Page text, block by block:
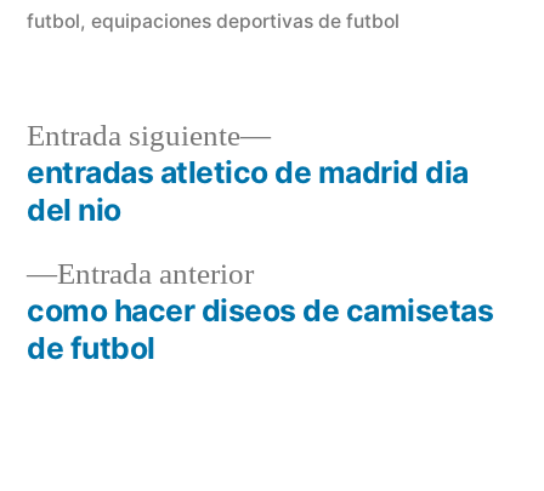
futbol, equipaciones deportivas de futbol
Navegación
entradas
Entrada anteriorEntrada
anterior:
como hacer diseos de camisetas
de futbol
Entrada siguiente
Entrada
siguiente:
entradas atletico de madrid dia
del nio